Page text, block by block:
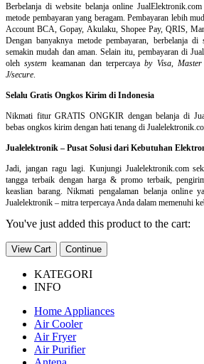
Berbelanja diwebsite belanja online
metode pembayaran yang beragam. Pembayaran lebih
Account BCA, Gopay, Akulaku, Shopee Pay, QRIS,
Dengan banyaknya metode pembayaran, berbelanja di
semakin mudah dan aman. Selain itu, pembayaran di
olehsystem keamanan dan terpercayaby Visa,
J/secure.
Selalu Gratis Ongkos Kirim di Indonesia
Nikmati fitur GRATIS ONGKIR dengan belanja di
bebas ongkos kirim dengan hati tenang di
Jualelektronik – Pusat Solusi dari Kebutuhan
Jadi, jangan ragu lagi. Kunjungi Jualelektronik.com
tangga terbaik dengan harga & promo terbaik,
keaslian barang. Nikmati pengalaman belanja online
Jualelektronik – mitra terpercaya Anda dalam memenuhi
You've just added this product to the cart:
View Cart Continue
KATEGORI
INFO
Home Appliances
Air Cooler
Air Fryer
Air Purifier